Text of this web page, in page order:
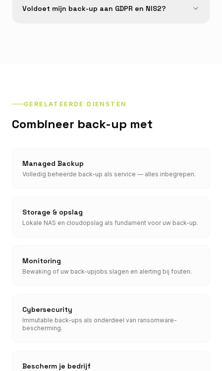
Voldoet mijn back-up aan GDPR en NIS2?
GERELATEERDE DIENSTEN
Combineer back-up met
Managed Backup
Volledig beheerde back-up als service — alles inbegrepen.
Storage & opslag
Lokale NAS en cloudopslag als fundament voor uw back-up.
Monitoring
Bewaking of uw back-upjobs slagen en alerting bij fouten.
Cybersecurity
Immutable back-ups als onderdeel van ransomware-
bescherming.
Bescherm je bedrijf